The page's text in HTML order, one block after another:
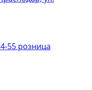
55 розница